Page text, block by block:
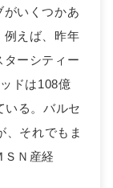
がいくつかあ
例えば、昨年
ターシティー
ドは108億
いる。バルセ
、それでもま
ＳＮ産経